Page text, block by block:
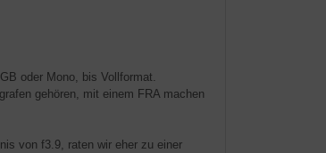
oder Mono, bis Vollformat.
gehören, mit einem FRA machen
von f3.9, raten wir eher zu einer